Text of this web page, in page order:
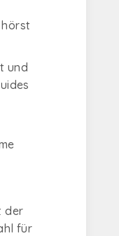
und
der
für